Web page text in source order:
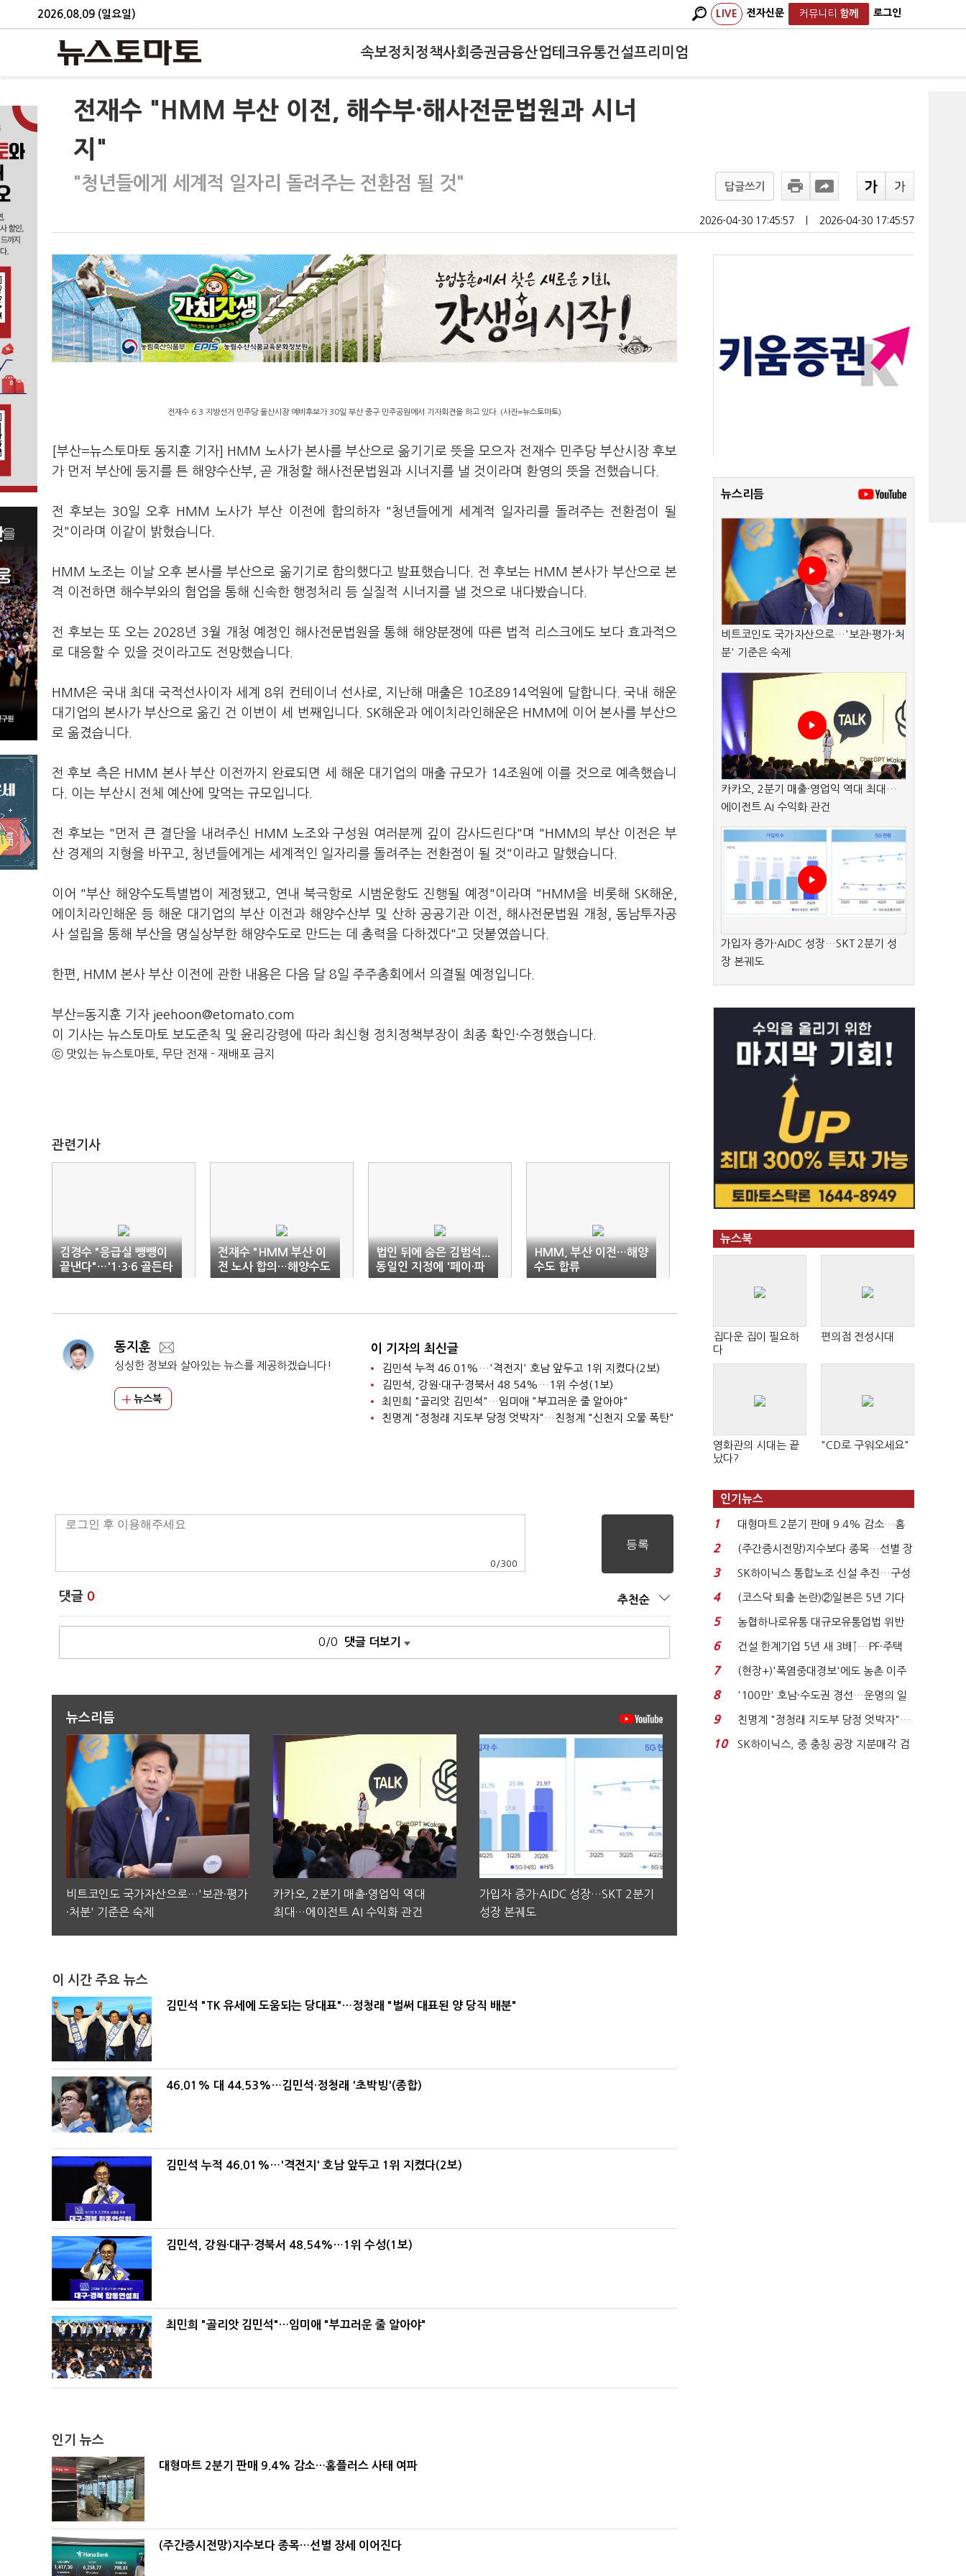
2026.08.09 (일요일) LIVE 전자신문 커뮤니티 함께 로그인
속보정치 정책사회 증권금융산업테크유통건설프리미엄
전재수 "HMM 부산 이전, 해수부·해사전문법원과 시너
지"
"청년들에게 세계적 일자리 돌려주는 전환점 될 것" 답글쓰기
2026-04-30 17:45:57 2026-04-30 17:45:57
전재수 6·3 지방선거 민주당 울산시장 예비후보가 30일 부산 중구 민주공원에서 기자회견을 하고 있다. (사진=뉴스토마토)
[부산=뉴스토마토 동지훈 기자] HMM 노사가 본사를 부산으로 옮기기로 뜻을 모으자 전재수 민주당 부산시장 후보
가 먼저 부산에 둥지를 튼 해양수산부, 곧 개청할 해사전문법원과 시너지를 낼 것이라며 환영의 뜻을 전했습니다.
전 후보는 30일 오후 HMM 노사가 부산 이전에 합의하자 "청년들에게 세계적 일자리를 돌려주는 전환점이 될
것"이라며 이같이 밝혔습니다.
HMM 노조는 이날 오후 본사를 부산으로 옮기기로 합의했다고 발표했습니다. 전 후보는 HMM 본사가 부산으로 본
격 이전하면 해수부와의 협업을 통해 신속한 행정처리 등 실질적 시너지를 낼 것으로 내다봤습니다.
전 후보는 또 오는 2028년 3월 개청 예정인 해사전문법원을 통해 해양분쟁에 따른 법적 리스크에도 보다 효과적으
로 대응할 수 있을 것이라고도 전망했습니다.
HMM은 국내 최대 국적선사이자 세계 8위 컨테이너 선사로, 지난해 매출은 10조8914억원에 달합니다. 국내 해운
대기업의 본사가 부산으로 옮긴 건 이번이 세 번째입니다. SK해운과 에이치라인해운은 HMM에 이어 본사를 부산으
로 옮겼습니다.
전 후보 측은 HMM 본사 부산 이전까지 완료되면 세 해운 대기업의 매출 규모가 14조원에 이를 것으로 예측했습니
다. 이는 부산시 전체 예산에 맞먹는 규모입니다.
전 후보는 "먼저 큰 결단을 내려주신 HMM 노조와 구성원 여러분께 깊이 감사드린다"며 "HMM의 부산 이전은 부
산 경제의 지형을 바꾸고, 청년들에게는 세계적인 일자리를 돌려주는 전환점이 될 것"이라고 말했습니다.
이어 "부산 해양수도특별법이 제정됐고, 연내 북극항로 시범운항도 진행될 예정"이라며 "HMM을 비롯해 SK해운,
에이치라인해운 등 해운 대기업의 부산 이전과 해양수산부 및 산하 공공기관 이전, 해사전문법원 개청, 동남투자공
사 설립을 통해 부산을 명실상부한 해양수도로 만드는 데 총력을 다하겠다"고 덧붙였씁니다.
한편, HMM 본사 부산 이전에 관한 내용은 다음 달 8일 주주총회에서 의결될 예정입니다.
부산=동지훈 기자 jeehoon@etomato.com
이 기사는 뉴스토마토 보도준칙 및 윤리강령에 따라 최신형 정치정책부장이 최종 확인·수정했습니다.
ⓒ 맛있는 뉴스토마토, 무단 전재 - 재배포 금지
관련기사
김경수 "응급실 뺑뺑이
끝낸다"…'1·3·6 골든타
임' 의료대전환 공약
전재수 "HMM 부산 이
전 노사 합의…해양수도
핵심축 완성"
법인 뒤에 숨은 김범석...
동일인 지정에 '페이·파
이낸셜' 직격탄
HMM, 부산 이전…해양
수도 합류
동지훈
싱싱한 정보와 살아있는 뉴스를 제공하겠습니다!
뉴스북
이 기자의 최신글
김민석 누적 46.01%…'격전지' 호남 앞두고 1위 지켰다(2보)
김민석, 강원·대구·경북서 48.54%…1위 수성(1보)
최민희 "골리앗 김민석"…임미애 "부끄러운 줄 알아야"
친명계 "정청래 지도부 당정 엇박자"…친청계 "신천지 오물 폭탄"
0 /300
댓글 0 추천순
0/0 댓글 더보기
뉴스리듬
비트코인도 국가자산으로…'보관·평가
·처분' 기준은 숙제
카카오, 2분기 매출·영업익 역대
최대…에이전트 AI 수익화 관건
가입자 증가·AIDC 성장…SKT 2분기
성장 본궤도
이 시간 주요 뉴스
김민석 "TK 유세에 도움되는 당대표"…정청래 "벌써 대표된 양 당직 배분"
46.01% 대 44.53%…김민석·정청래 '초박빙'(종합)
김민석 누적 46.01%…'격전지' 호남 앞두고 1위 지켰다(2보)
김민석, 강원·대구·경북서 48.54%…1위 수성(1보)
최민희 "골리앗 김민석"…임미애 "부끄러운 줄 알아야"
인기 뉴스
대형마트 2분기 판매 9.4% 감소…홈플러스 사태 여파
(주간증시전망)지수보다 종목…선별 장세 이어진다
뉴스리듬
비트코인도 국가자산으로…'보관·평가·처
분' 기준은 숙제
카카오, 2분기 매출·영업익 역대 최대…
에이전트 AI 수익화 관건
가입자 증가·AIDC 성장…SKT 2분기 성
장 본궤도
뉴스북
집다운 집이 필요하
다
편의점 전성시대
영화관의 시대는 끝
났다?
"CD로 구워오세요"
인기뉴스
1
대형마트 2분기 판매 9.4% 감소…홈
플러스 사태 여파...
2
(주간증시전망)지수보다 종목…선별 장
세 이어진다...
3
SK하이닉스 통합노조 신설 추진…구성
원 간 성과급 불...
4
(코스닥 퇴출 논란)②일본은 5년 기다
려주는데 우리는 ...
5
농협하나로유통 대규모유통업법 위반
적발…공정위, 과...
6
건설 한계기업 5년 새 3배↑…PF·주택
침체에 재무 ...
7
(현장+)'폭염중대경보'에도 농촌 이주
노동자는 강행군…'야...
8
'100만' 호남·수도권 경선…운명의 일
주일
9
친명계 "정청래 지도부 당정 엇박자"…
친청계 "신천지 오...
10
SK하이닉스, 중 충칭 공장 지분매각 검